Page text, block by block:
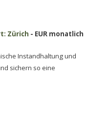
Zürich - EUR monatlich
Instandhaltung und
sichern so eine